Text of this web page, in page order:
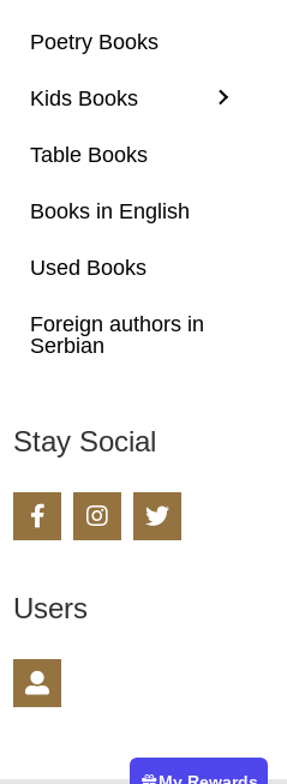
Poetry Books
Kids Books
Table Books
Books in English
Used Books
Foreign authors in
Serbian
Stay Social
Users